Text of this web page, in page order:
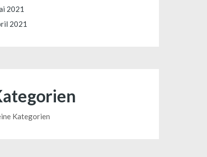
2021
2021
Kategorien